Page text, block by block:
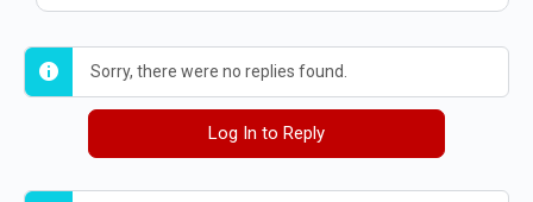
Sorry, there were no replies found.
Log In to Reply